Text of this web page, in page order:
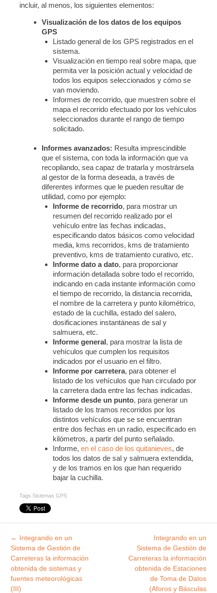
incluir, al menos, los siguientes elementos:
Visualización de los datos de los equipos
GPS
Listado general de los GPS registrados en el
sistema.
Visualización en tiempo real sobre mapa, que
permita ver la posición actual y velocidad de
todos los equipos seleccionados y cómo se
van moviendo.
Informes de recorrido, que muestren sobre el
mapa el recorrido efectuado por los vehículos
seleccionados durante el rango de tiempo
solicitado.
Informes avanzados: Resulta imprescindible
que el sistema, con toda la información que va
recopilando, sea capaz de tratarla y mostrársela
al gestor de la forma deseada, a través de
diferentes informes que le pueden resultar de
utilidad, como por ejemplo:
Informe de recorrido, para mostrar un
resumen del recorrido realizado por el
vehículo entre las fechas indicadas,
especificando datos básicos como velocidad
media, kms recorridos, kms de tratamiento
preventivo, kms de tratamiento curativo, etc.
Informe dato a dato, para proporcionar
información detallada sobre todo el recorrido,
indicando en cada instante información como
el tiempo de recorrido, la distancia recorrida,
el nombre de la carretera y punto kilométrico,
estado de la cuchilla, estado del salero,
dosificaciones instantáneas de sal y
salmuera, etc.
Informe general, para mostrar la lista de
vehículos que cumplen los requisitos
indicados por el usuario en el filtro.
Informe por carretera, para obtener el
listado de los vehículos que han circulado por
la carretera dada entre las fechas indicadas.
Informe desde un punto, para generar un
listado de los tramos recorridos por los
distintos vehículos que se se encuentran
entre dos fechas en un radio, especificado en
kilómetros, a partir del punto señalado.
Informe,en el caso de los quitanieves, de
todos los datos de sal y salmuera extendida,
y de los tramos en los que han requerido
bajar la cuchilla.
Tags Sistemas GPS
Explorar
entradas
← Integrando en un
Sistema de Gestión de
Carreteras la información
obtenida de sistemas y
fuentes meteorológicas
(III)
Integrando en un
Sistema de Gestión de
Carreteras la información
obtenida de Estaciones
de Toma de Datos
(Aforos y Básculas